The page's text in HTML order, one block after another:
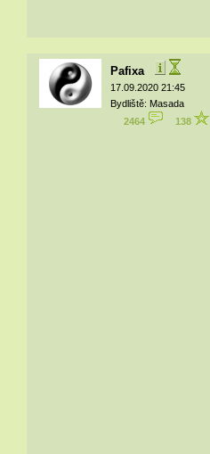
Pafixa
17.09.2020 21:45
Bydliště: Masada
2464
138